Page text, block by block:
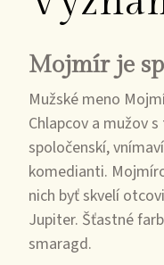
Mojmír je
Mužské meno
Chlapcov a mužov
spoločenskí,
komedianti.
nich byť skvelí
Jupiter. Šťastné
smaragd.